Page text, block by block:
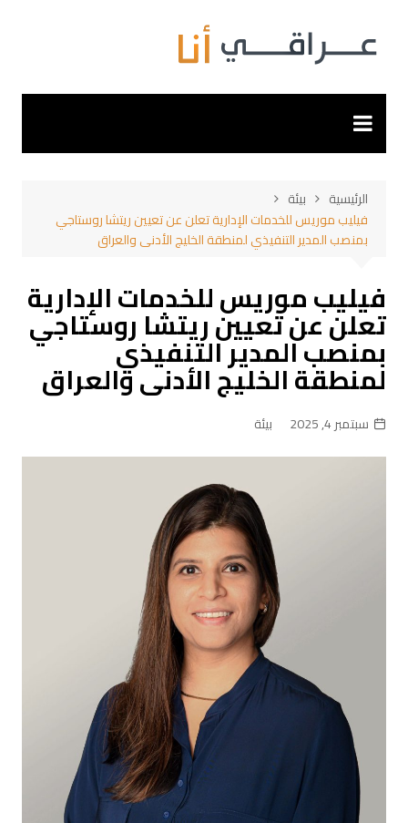
المحتوى
الرئيسية
بيئة
فيليب موريس للخدمات الإدارية تعلن عن تعيين ريتشا روستاجي
بمنصب المدير التنفيذي لمنطقة الخليج الأدنى والعراق
فيليب موريس للخدمات الإدارية
تعلن عن تعيين ريتشا روستاجي
بمنصب المدير التنفيذي
لمنطقة الخليج الأدنى والعراق
سبتمبر 4, 2025 بيئة